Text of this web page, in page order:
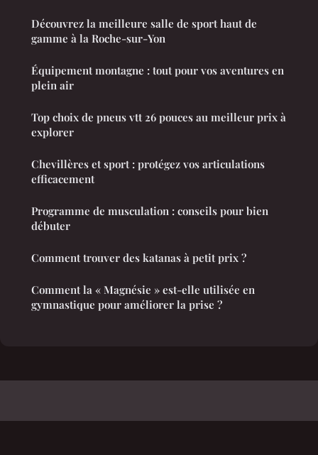
Découvrez la meilleure salle de sport haut de
gamme à la Roche-sur-Yon
Équipement montagne : tout pour vos aventures en
plein air
Top choix de pneus vtt 26 pouces au meilleur prix à
explorer
Chevillères et sport : protégez vos articulations
efficacement
Programme de musculation : conseils pour bien
débuter
Comment trouver des katanas à petit prix ?
Comment la « Magnésie » est-elle utilisée en
gymnastique pour améliorer la prise ?
Oeil Laser